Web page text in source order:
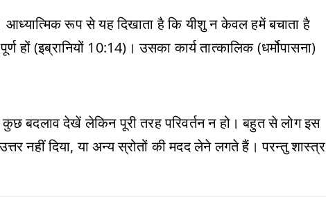
आध्यात्मिक रूप से यह दिखाता है कि यीशु न केवल हमें बचाता है
हों (इब्रानियों 10:14)। उसका कार्य तात्कालिक (धर्मोपासना)
बदलाव देखें लेकिन पूरी तरह परिवर्तन न हो। बहुत से लोग इस
नहीं दिया, या अन्य स्रोतों की मदद लेने लगते हैं। परन्तु शास्त्र